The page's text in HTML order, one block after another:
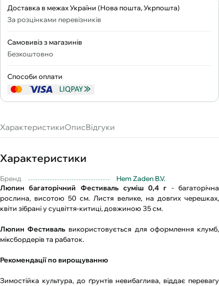
Доставка в межах України (Нова пошта, Укрпошта)
За розцінками перевізників
Самовивіз з магазинів
Безкоштовно
Способи оплати
ХарактеристикиОписВідгуки
Характеристики
Бренд
Hem Zaden B.V.
Люпин багаторічний Фестиваль суміш 0,4 г - багаторічна
рослина, висотою 50 см. Листя велике, на довгих черешках,
квіти зібрані у суцвіття-китиці, довжиною 35 см.
Люпин Фестиваль використовується для оформлення клумб,
міксбордерів та рабаток.
Рекомендації по вирощуванню
Зимостійка культура, до ґрунтів невибаглива, віддає перевагу